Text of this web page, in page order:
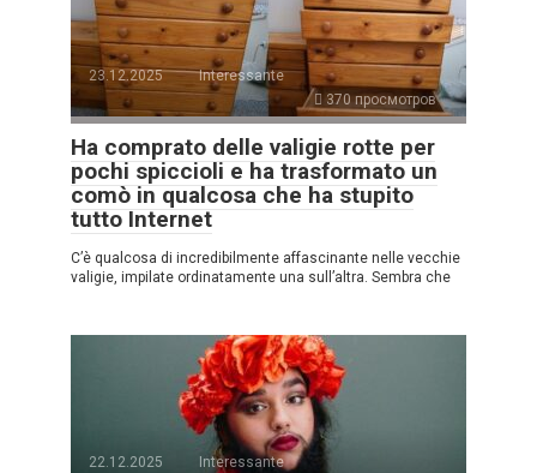
23.12.2025
Interessante
370 просмотров
Ha comprato delle valigie rotte per
pochi spiccioli e ha trasformato un
comò in qualcosa che ha stupito
tutto Internet
C’è qualcosa di incredibilmente affascinante nelle vecchie
valigie, impilate ordinatamente una sull’altra. Sembra che
22.12.2025
Interessante